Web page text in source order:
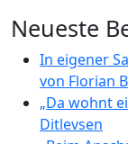
Neueste
In eigener
von Florian
„Da wohnt
Ditlevsen